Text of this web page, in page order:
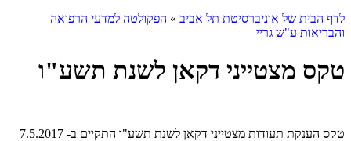
לדף הבית של אוניברסיטת תל אביב » הפקולטה למדעי הרפואה
והבריאות ע"ש גריי
טקס מצטייני דקאן לשנת תשע"ו
טקס הענקת תעודות מצטייני דקאן לשנת תשע"ו התקיים ב- 7.5.2017